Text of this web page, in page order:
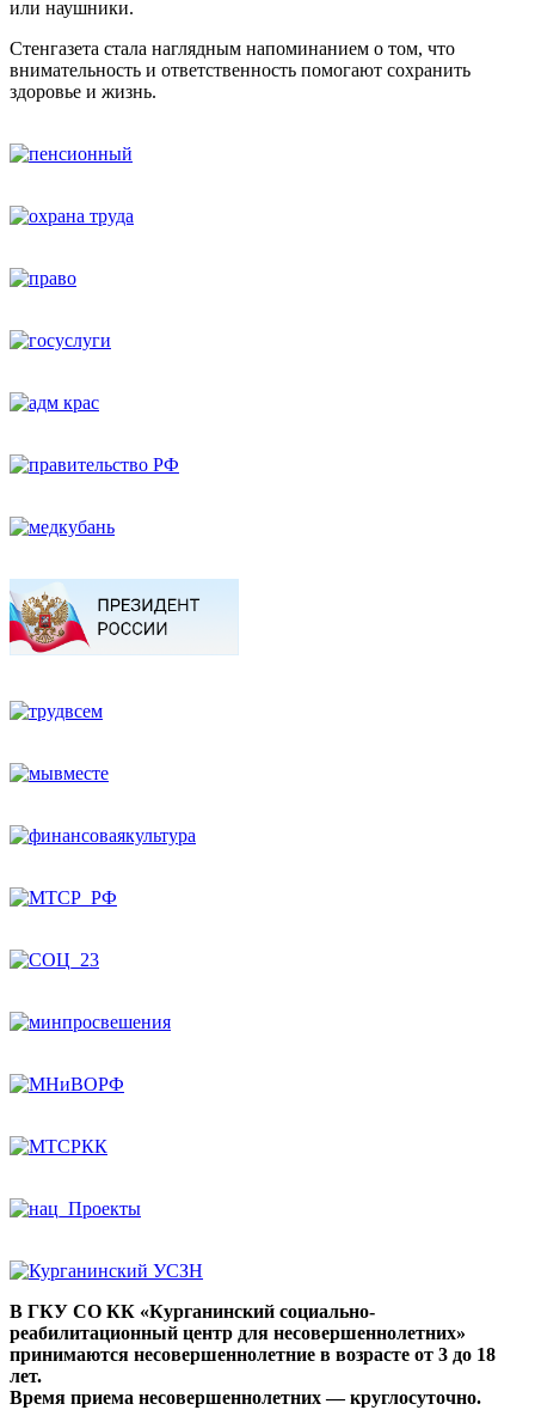
или наушники.
Стенгазета стала наглядным напоминанием о том, что
внимательность и ответственность помогают сохранить
здоровье и жизнь.
В ГКУ СО КК «Курганинский социально-
реабилитационный центр для несовершеннолетних»
принимаются несовершеннолетние в возрасте от 3 до 18
лет.
Время приема несовершеннолетних — круглосуточно.